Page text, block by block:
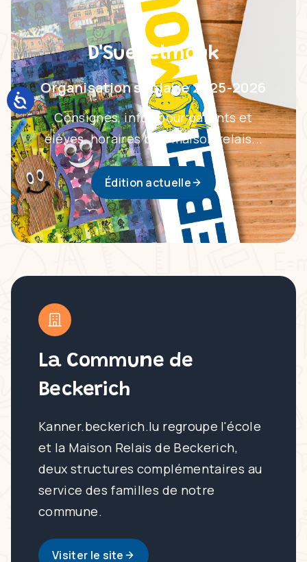
D'Suebelmouk
Organisation scolaire 2025-2026
Consignes, infos pour parents et
élèves, horaires bus, maison relais...
Édition actuelle
La Commune de
Beckerich
Kanner.beckerich.lu regroupe l'école
et la Maison Relais de Beckerich,
deux structures complémentaires au
service des familles de notre
commune.
Visiter le site